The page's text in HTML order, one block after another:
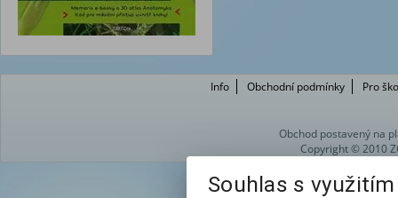
Info Obchodní podmínky Pro
Obchod postavený na
Copyright © 2010
Souhlas s